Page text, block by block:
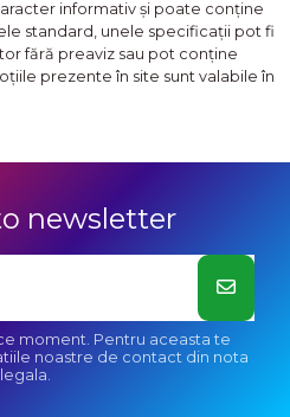
informativ şi poate conţine
standard, unele specificaţii pot fi
fără preaviz sau pot conţine
prezente în site sunt valabile în
newsletter
moment. Pentru aceasta te
noastre de contact din nota
legala.